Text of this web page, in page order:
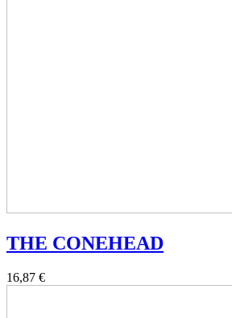
THE CONEHEAD
16,87 €